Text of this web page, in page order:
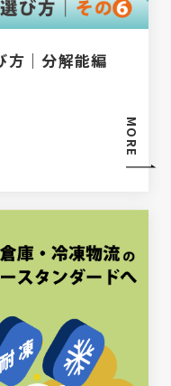
MORE
方｜分解能編